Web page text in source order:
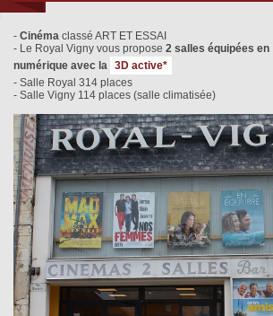
- Cinéma classé ART ET ESSAI
- Le Royal Vigny vous propose 2 salles équipées en
numérique avec la 3D active*
- Salle Royal 314 places
- Salle Vigny 114 places (salle climatisée)